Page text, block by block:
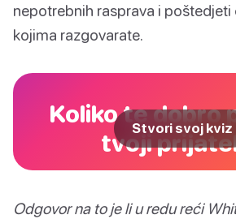
nepotrebnih rasprava i poštedjeti
kojima razgovarate.
Koliko te dobro
tvojiStvori svoj kviz
Odgovor na to je li u redu reći